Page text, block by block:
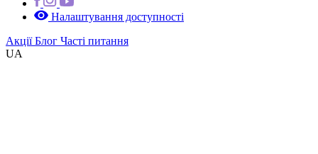
Налаштування доступності
АкціїБлог Часті питання
UA